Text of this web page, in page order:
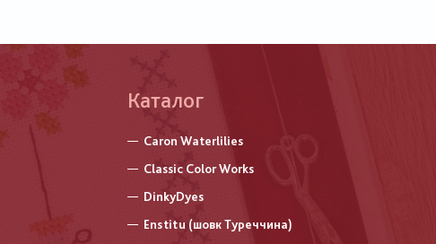
Каталог
Caron Waterlilies
Classic Color Works
DinkyDyes
Enstitu (шовк Туреччина)